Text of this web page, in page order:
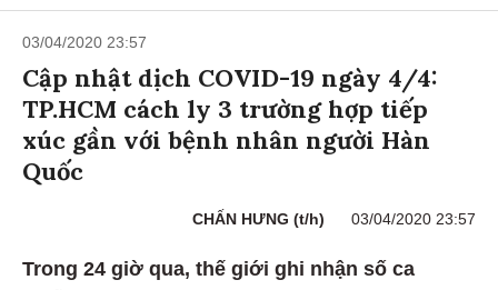
03/04/2020 23:57
Cập nhật dịch COVID-19 ngày 4/4:
TP.HCM cách ly 3 trường hợp tiếp
xúc gần với bệnh nhân người Hàn
Quốc
CHẤN HƯNG (t/h) 03/04/2020 23:57
Trong 24 giờ qua, thế giới ghi nhận số ca